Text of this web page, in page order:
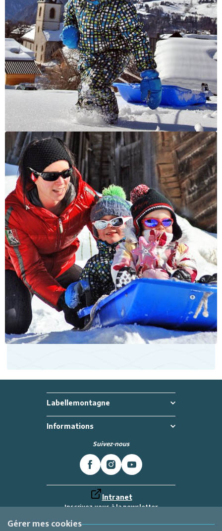
Labellemontagne
Informations
Suivez-nous
Intranet
Inscrivez-vous à la newsletter
Labellemontagne
Gérer mes cookies